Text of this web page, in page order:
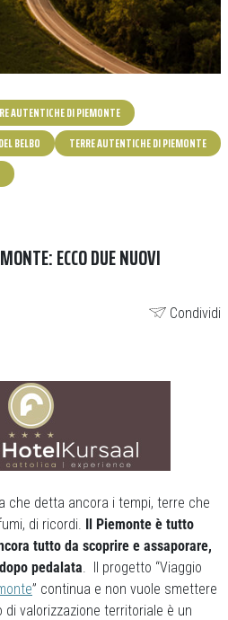
AUTENTICHE DI PIEMONTE
BELBO
TERRE AUTENTICHE DI PIEMONTE
ECCO DUE NUOVI
Condividi
che detta ancora i tempi, terre che
di ricordi. Il Piemonte è tutto
tutto da scoprire e assaporare,
pedalata. Il progetto “Viaggio
” continua e non vuole smettere
valorizzazione territoriale è un